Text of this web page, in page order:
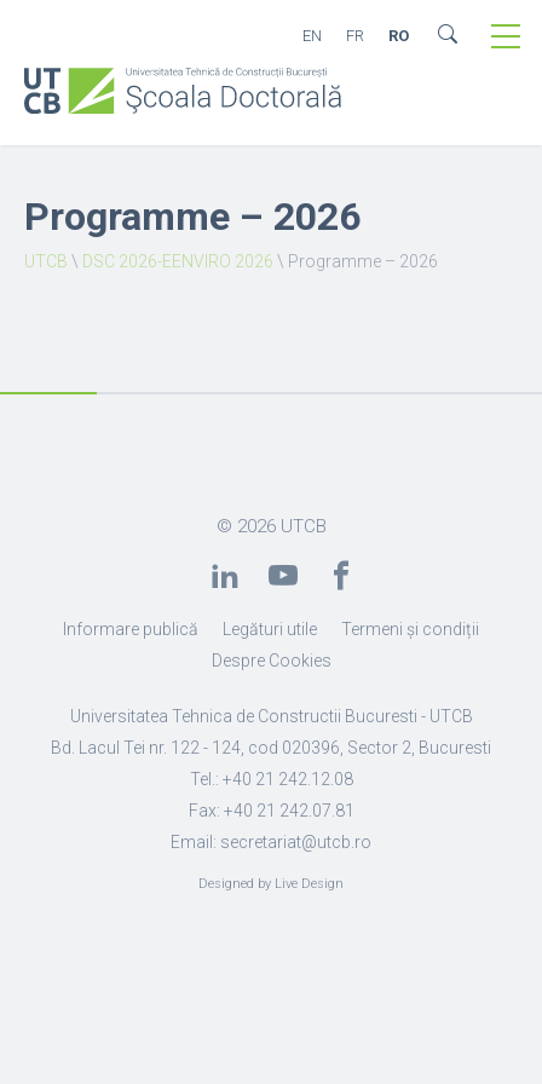
EN FR RO
Programme – 2026
UTCB \ DSC 2026-EENVIRO 2026 \ Programme – 2026
© 2026 UTCB
Informare publică Legături utile
Termeni și condiții
Despre Cookies
Universitatea Tehnica de Constructii Bucuresti - UTCB
Bd. Lacul Tei nr. 122 - 124, cod 020396, Sector 2, Bucuresti
Tel.: +40 21 242.12.08
Fax: +40 21 242.07.81
Email: secretariat@utcb.ro
Designed by Live Design